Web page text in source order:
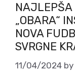
NAJLEPŠA
„OBARA“
NOVA
SVRGNE
11/04/2024 by